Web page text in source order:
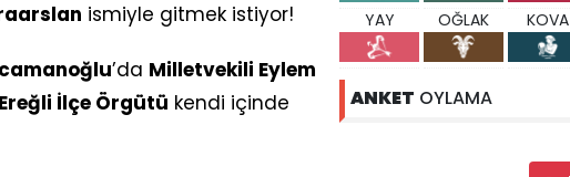
ismiyle gitmek istiyor!
’da Milletvekili Eylem
İlçe Örgütü kendi içinde
YAY OĞLAK KOVA
ANKET OYLAMA